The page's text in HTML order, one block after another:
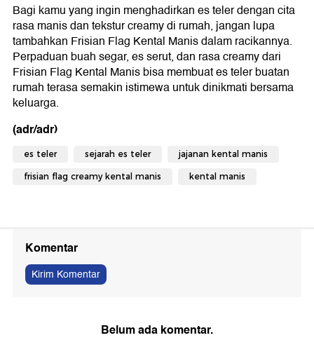
Bagi kamu yang ingin menghadirkan es teler dengan cita
rasa manis dan tekstur creamy di rumah, jangan lupa
tambahkan Frisian Flag Kental Manis dalam racikannya.
Perpaduan buah segar, es serut, dan rasa creamy dari
Frisian Flag Kental Manis bisa membuat es teler buatan
rumah terasa semakin istimewa untuk dinikmati bersama
keluarga.
(adr/adr)
es teler sejarah es teler jajanan kental manis
frisian flag creamy kental manis kental manis
Komentar
Kirim Komentar
Belum ada komentar.